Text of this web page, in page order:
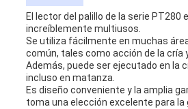
El lector del palillo de la serie PT280
increíblemente multiusos.
Se utiliza fácilmente en muchas
común, tales como acción de la cría
Además, puede ser ejecutado en la
incluso en matanza.
Es diseño conveniente y la amplia
toma una elección excelente para la